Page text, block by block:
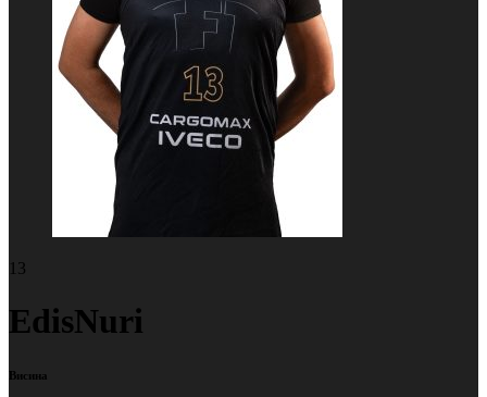
13
EdisNuri
Висина